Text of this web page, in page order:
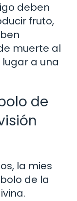
deben
fruto,
muerte al
a una
de
la mies
de la